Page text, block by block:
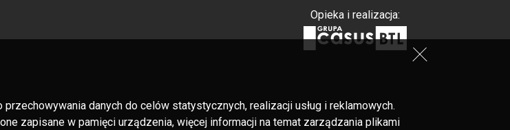
Opieka i realizacja:
danych do celów statystycznych, realizacji usług i reklamowych.
zapisane w pamięci urządzenia, więcej informacji na temat zarządzania plikami